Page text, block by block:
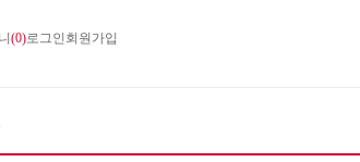
(0)로그인 회원가입